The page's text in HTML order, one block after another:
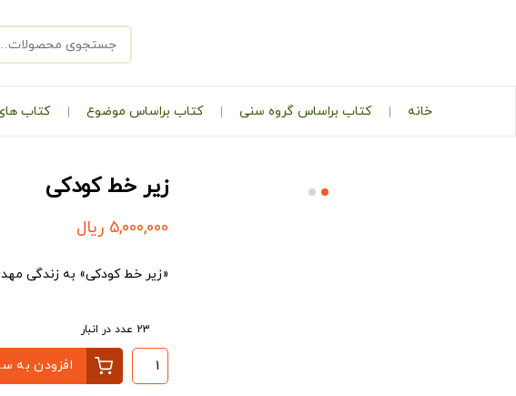
خانه کتاب براساس گروه سنی کتاب براساس موضوع کتاب
زیر خط کودکی
5,000,000 ریال
«زیر خط کودکی» به زندگی مهدی آذریزدی
23 عدد در انبار
افزودن به